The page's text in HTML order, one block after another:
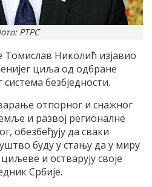
РТРС
Томислав Николић изјавио
циља од одбране
безбједности.
отпорног и снажног
и развој регионалне
обезбеђују да сваки
буду у стању да у миру
и остварују своје
Србије.